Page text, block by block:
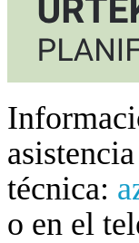
asistencia
técnica:
o en el